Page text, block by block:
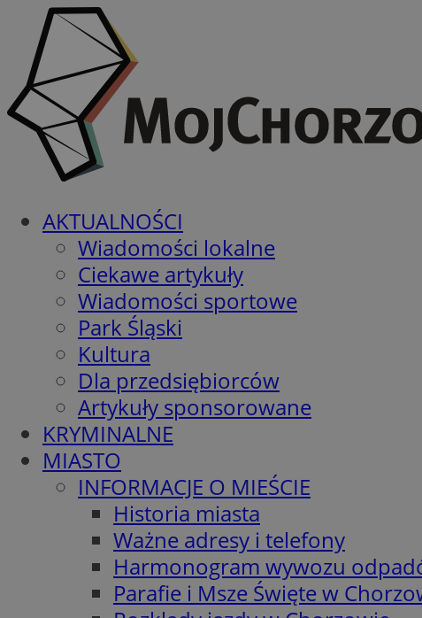
AKTUALNOŚCI
Wiadomości lokalne
Ciekawe artykuły
Wiadomości sportowe
Park Śląski
Kultura
Dla przedsiębiorców
Artykuły sponsorowane
KRYMINALNE
MIASTO
INFORMACJE O MIEŚCIE
Historia miasta
Ważne adresy i telefony
Harmonogram wywozu
Parafie i Msze Święte w